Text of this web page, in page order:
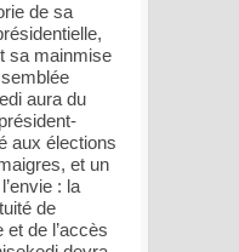
de sa
sa mainmise
aura du
aux élections
et un
: la
de
et de l’accès